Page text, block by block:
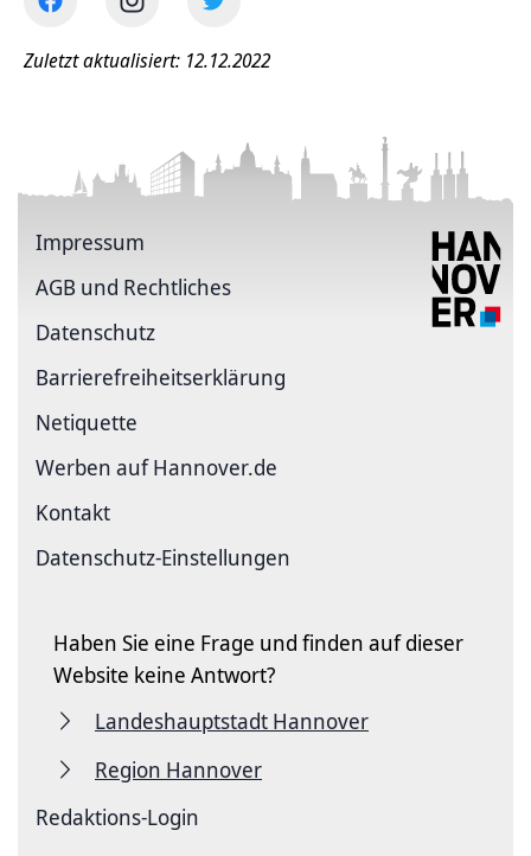
Zuletzt aktualisiert: 12.12.2022
Impressum
AGB und Rechtliches
Datenschutz
Barriere­freiheits­erklärung
Netiquette
Werben auf Hannover.de
Kontakt
Datenschutz-Einstellungen
Haben Sie eine Frage und finden auf dieser
Website keine Antwort?
Landeshauptstadt Hannover
Region Hannover
Redaktions-Login